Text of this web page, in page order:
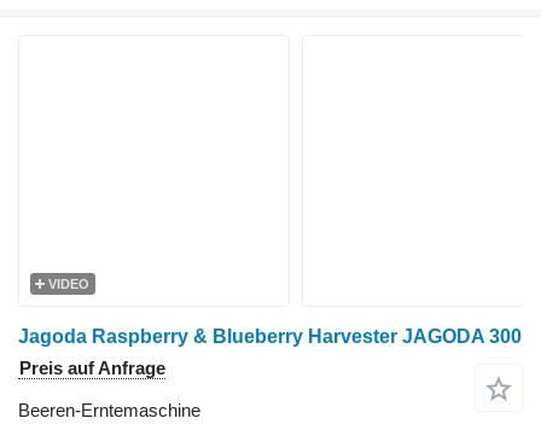
VIDEO
Jagoda Raspberry & Blueberry Harvester JAGODA 300
Preis auf Anfrage
Beeren-Erntemaschine